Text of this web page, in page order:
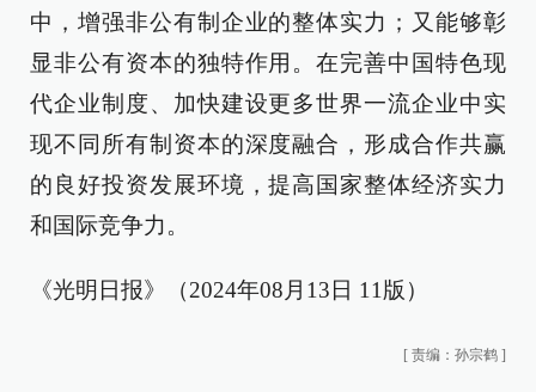
中，增强非公有制企业的整体实力；又能够彰
显非公有资本的独特作用。在完善中国特色现
代企业制度、加快建设更多世界一流企业中实
现不同所有制资本的深度融合，形成合作共赢
的良好投资发展环境，提高国家整体经济实力
和国际竞争力。
《光明日报》（2024年08月13日 11版）
[ 责编：孙宗鹤 ]